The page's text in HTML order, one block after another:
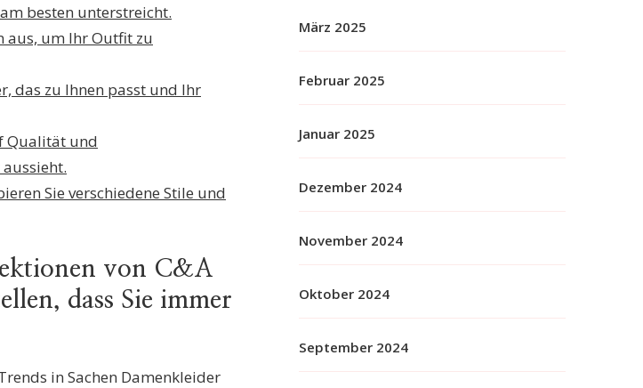
besten unterstreicht.
aus, um Ihr Outfit zu
das zu Ihnen passt und Ihr
Qualität und
Sie verschiedene Stile und
von C&A
dass Sie immer
in Sachen Damenkleider
März 2025
Februar 2025
Januar 2025
Dezember 2024
November 2024
Oktober 2024
September 2024